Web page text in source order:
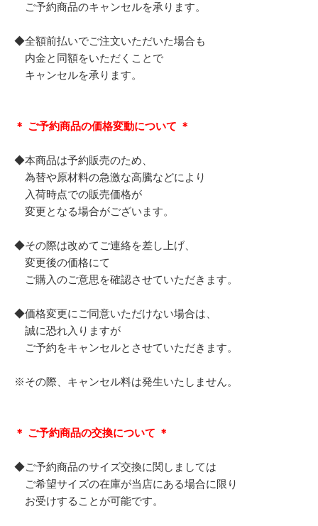
ご予約商品のキャンセルを承ります。
◆全額前払いでご注文いただいた場合も
内金と同額をいただくことで
キャンセルを承ります。
＊ ご予約商品の価格変動について ＊
◆本商品は予約販売のため、
為替や原材料の急激な高騰などにより
入荷時点での販売価格が
変更となる場合がございます。
◆その際は改めてご連絡を差し上げ、
変更後の価格にて
ご購入のご意思を確認させていただきます。
◆価格変更にご同意いただけない場合は、
誠に恐れ入りますが
ご予約をキャンセルとさせていただきます。
※その際、キャンセル料は発生いたしません。
＊ ご予約商品の交換について ＊
◆ご予約商品のサイズ交換に関しましては
ご希望サイズの在庫が当店にある場合に限り
お受けすることが可能です。